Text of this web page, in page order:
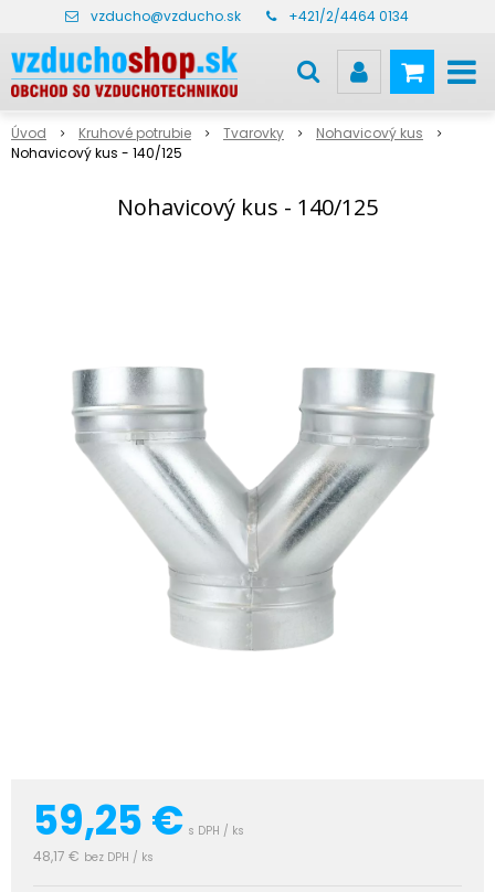
vzducho@vzducho.sk +421/2/4464 0134
Úvod Kruhové potrubie Tvarovky
Nohavicový kus
Nohavicový kus - 140/125
Nohavicový kus - 140/125
59,25€ s DPH / ks
48,17 € bez DPH / ks